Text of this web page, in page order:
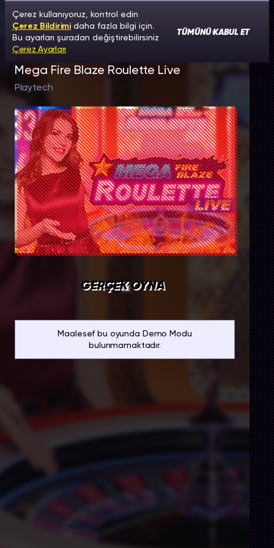
Mega Fire Blaze Roulette Live
Playtech
GERÇEK OYNA
Maalesef bu oyunda Demo Modu
bulunmamaktadır.
Çerez kullanıyoruz, kontrol edin
Çerez Bildirimidaha fazla bilgi için.
Bu ayarları şuradan değiştirebilirsiniz
Çerez Ayarları
TÜMÜNÜ KABUL ET